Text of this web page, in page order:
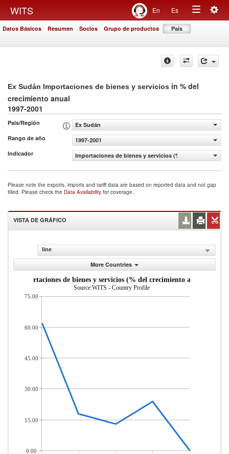
WITS En Es
Toggle
Datos Básicos Resumen Socios Grupo de productos País
Ex Sudán Importaciones de bienes y servicios in % del
crecimiento anual
1997-2001
País/Región
Ex Sudán
Rango de año
1997-2001
Indicador
Importaciones de bienes y servicios (% del crecimiento
Please note the exports, imports and tariff data are based on reported data and not gap
filled. Please check the Data Availability for coverage.
VISTA DE GRÁFICO
line
More Countries
Importaciones de bienes y servicios (% del crecimiento anual)
Source:WITS - Country Profile
75.00
60.00
45.00
30.00
15.00
0.00